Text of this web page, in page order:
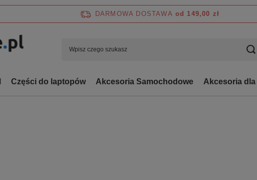
DARMOWA DOSTAWA od 149,00 zł
Części do laptopów Akcesoria Samochodowe Akcesoria